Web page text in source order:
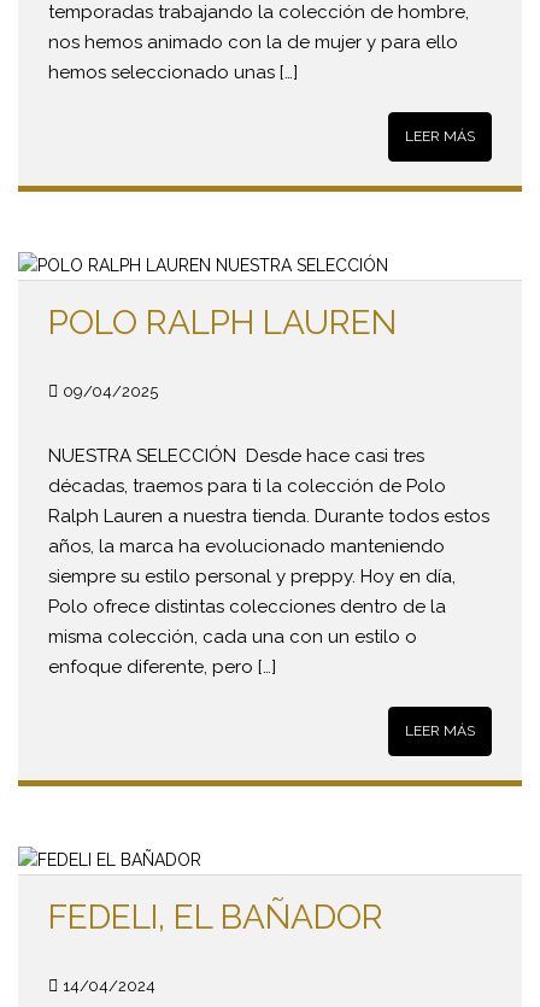
temporadas trabajando la colección de hombre,
nos hemos animado con la de mujer y para ello
hemos seleccionado unas […]
LEER MÁS
POLO RALPH LAUREN
09/04/2025
NUESTRA SELECCIÓN Desde hace casi tres
décadas, traemos para ti la colección de Polo
Ralph Lauren a nuestra tienda. Durante todos estos
años, la marca ha evolucionado manteniendo
siempre su estilo personal y preppy. Hoy en día,
Polo ofrece distintas colecciones dentro de la
misma colección, cada una con un estilo o
enfoque diferente, pero […]
LEER MÁS
FEDELI, EL BAÑADOR
14/04/2024